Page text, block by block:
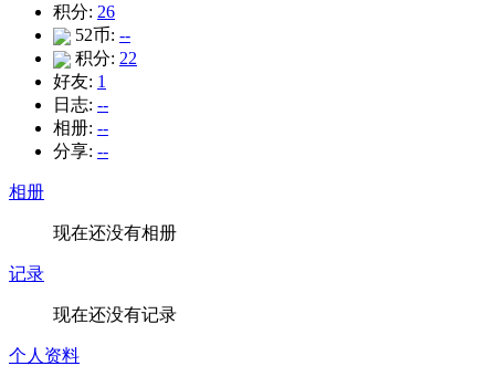
积分: 26
52币: --
积分: 22
好友: 1
日志: --
相册: --
分享: --
相册
现在还没有相册
记录
现在还没有记录
个人资料